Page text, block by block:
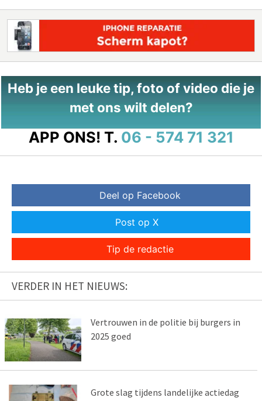
Heb je een leuke tip, foto of video die je
met ons wilt delen?
APP ONS! T. 06 - 574 71 321
Deel op Facebook
Post op X
Tip de redactie
VERDER IN HET NIEUWS:
Vertrouwen in de politie bij burgers in
2025 goed
Grote slag tijdens landelijke actiedag